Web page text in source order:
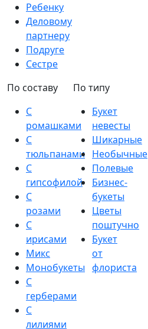
Ребенку
Деловому
партнеру
Подруге
Сестре
По составу
С
ромашками
С
тюльпанами
С
гипсофилой
С
розами
С
ирисами
Микс
Монобукеты
С
герберами
С
лилиями
По типу
Букет
невесты
Шикарные
Необычные
Полевые
Бизнес-
букеты
Цветы
поштучно
Букет
от
флориста